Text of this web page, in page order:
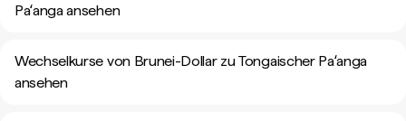
Paʻanga ansehen
Wechselkurse von Brunei-Dollar zu Tongaischer Paʻanga
ansehen